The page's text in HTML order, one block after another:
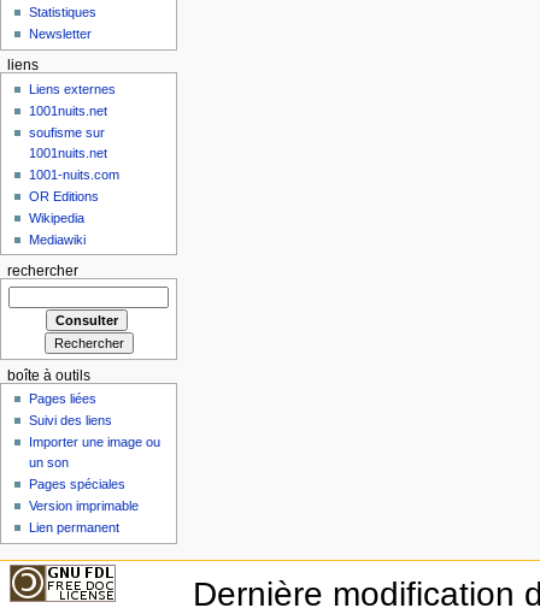
Statistiques
Newsletter
liens
Liens externes
1001nuits.net
soufisme sur
1001nuits.net
1001-nuits.com
OR Editions
Wikipedia
Mediawiki
rechercher
boîte à outils
Pages liées
Suivi des liens
Importer une image ou
un son
Pages spéciales
Version imprimable
Lien permanent
Dernière modification